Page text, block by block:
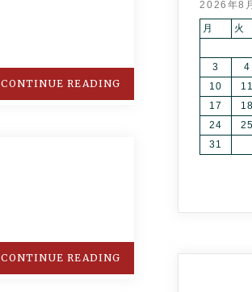
CONTINUE READING
CONTINUE READING
2026年8月
月 火
3
4
10
11
17
18
24
25
31